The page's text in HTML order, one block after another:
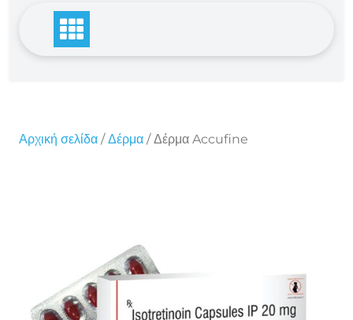
Αρχική σελίδα /Δέρμα / Δέρμα Accufine